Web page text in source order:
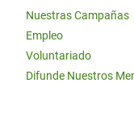
Nuestras Campañas
Empleo
Voluntariado
Difunde Nuestros